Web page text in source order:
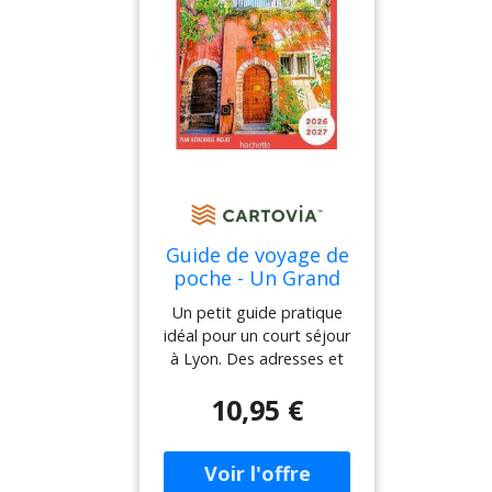
solo ;plus de 30 cartes et
plans avec toutes les
bonnes adresses du
Routard positionnées ;et,
bien sûr, le meilleur de la
destination et des pas de
côté pour découvrir Paris
Guide de voyage de
poche - Un Grand
Week-end à Lyon
2025 Hachette
Un petit guide pratique
idéal pour un court séjour
à Lyon. Des adresses et
classées par quartier. Vivez
un séjour inoubliable à
Lyon grâce à ce guide de
format poche ultra
10,95 €